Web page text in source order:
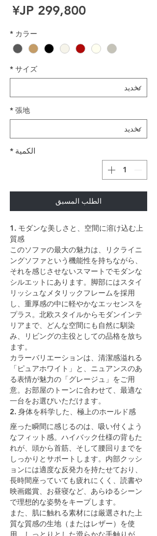
カラー
*
サイズ
*
張地
*
الكمية *
الطلب المسبق
1. モダンな美しさと、空間に溶け込む上
質感
このソファの最大の魅力は、リクライニ
ングソファという機能性を持ちながら、
それを感じさせないスマートでモダンな
シルエットにあります。脚部にはスタイ
リッシュなメタリックフレームを採用
し、重厚感の中に軽やかなエッセンスを
プラス。北欧スタイルからモダンインテ
リアまで、どんな空間にも自然に馴染
み、リビングの主役としての品格を放ち
ます。
カラーバリエーションは、清潔感溢れる
「ピュアホワイト」と、ニュアンスのあ
る表情が魅力の「グレージュ」をご用
意。お部屋のトーンに合わせて、最適な
一台をお選びいただけます。
2. 身体を科学した、極上のホールド感
座った瞬間に感じるのは、吸い付くよう
なフィット感。ハイバック仕様の背もた
れが、頭から首筋、そして腰回りまでを
しっかりとサポートします。内部クッシ
ョンには適度な反発力を持たせており、
長時間座っていても疲れにくく、読書や
映画鑑賞、お昼寝など、あらゆるシーン
で理想的な姿勢をキープします。
また、肌に触れる素材には厳選された上
質な質感の生地（またはレザー）を使